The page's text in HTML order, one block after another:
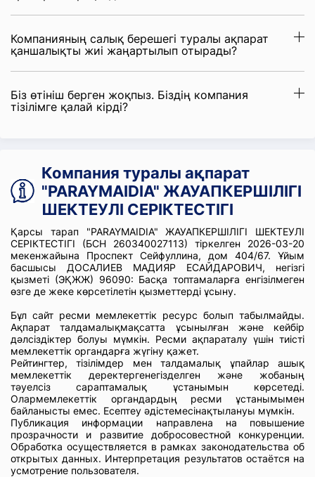
Компанияның салық берешегі туралы ақпарат
қаншалықты жиі жаңартылып отырады?
Біз өтініш берген жоқпыз. Біздің компания
тізілімге қалай кірді?
Компания туралы ақпарат
"PARAYMAIDIA" ЖАУАПКЕРШІЛІГІ
ШЕКТЕУЛІ СЕРІКТЕСТІГІ
Қарсы тарап "PARAYMAIDIA" ЖАУАПКЕРШІЛІГІ ШЕКТЕУЛІ
СЕРІКТЕСТІГІ (БСН 260340027113) тіркелген 2026-03-20
мекенжайына Проспект Сейфуллина, дом 404/67. Ұйым
басшысы ДОСАЛИЕВ МАДИЯР ЕСАЙДАРОВИЧ, негізгі
қызметі (ЭҚЖЖ) 96090: Басқа топтамаларға енгізілмеген
өзге де жеке көрсетілетін қызметтерді ұсыну.
Бұл сайт ресми мемлекеттік ресурс болып табылмайды.
Ақпарат талдамалықмақсатта ұсынылған және кейбір
дәлсіздіктер болуы мүмкін. Ресми ақпараталу үшін тиісті
мемлекеттік органдарға жүгіну қажет.
Рейтингтер, тізілімдер мен талдамалық ұпайлар ашық
мемлекеттік деректергенегізделген және жобаның
тәуелсіз сараптамалық ұстанымын көрсетеді.
Олармемлекеттік органдардың ресми ұстанымымен
байланысты емес. Есептеу әдістемесінақтылануы мүмкін.
Публикация информации направлена на повышение
прозрачности и развитие добросовестной конкуренции.
Обработка осуществляется в рамках законодательства об
открытых данных. Интерпретация результатов остаётся на
усмотрение пользователя.